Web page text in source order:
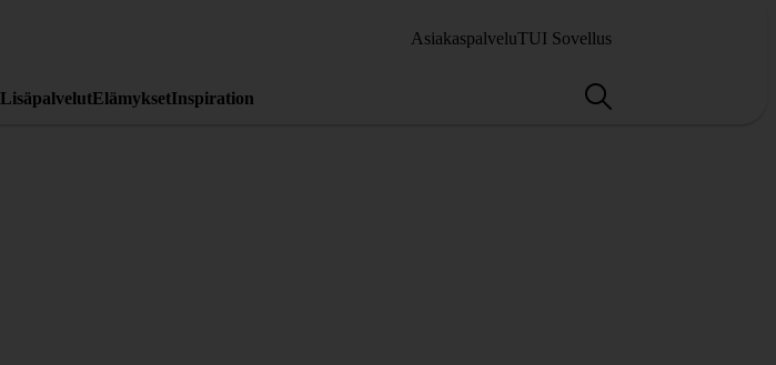
AsiakaspalveluTUI Sovellus
LisäpalvelutElämyksetInspiration